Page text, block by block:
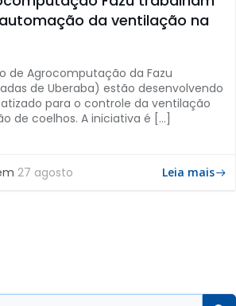
da ventilação na
de Agrocomputação da Fazu
de Uberaba) estão desenvolvendo
para o controle da ventilação
de coelhos. A iniciativa é […]
27 agosto Leia mais